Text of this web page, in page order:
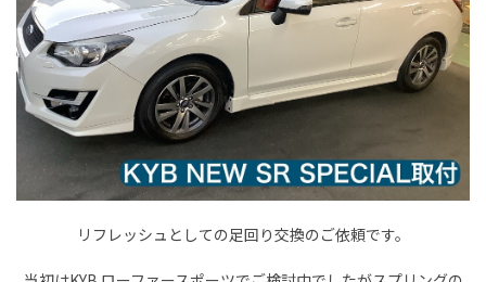
リフレッシュとしての足回り交換のご依頼です。